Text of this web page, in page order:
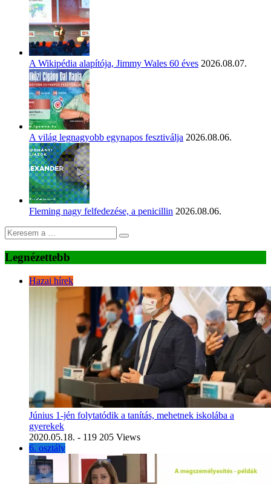
A Wikipédia alapítója, Jimmy Wales 60 éves 2026.08.07.
A világ legnagyobb egynapos fesztiválja 2026.08.06.
Fleming nagy felfedezése, a penicillin 2026.08.06.
Legnézettebb
Hazai hírek
Június 1-jén folytatódik a tanítás, mehetnek iskolába a
gyerekek
2020.05.18. - 119 205 Views
6. osztály